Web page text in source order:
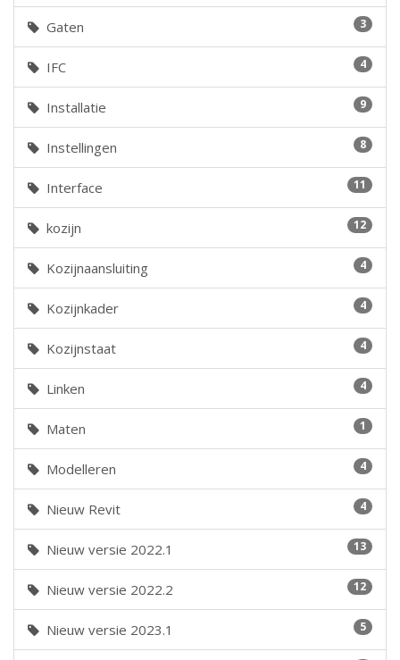
3
Gaten
4
IFC
9
Installatie
8
Instellingen
11
Interface
12
kozijn
4
Kozijnaansluiting
4
Kozijnkader
4
Kozijnstaat
4
Linken
1
Maten
4
Modelleren
4
Nieuw Revit
13
Nieuw versie 2022.1
12
Nieuw versie 2022.2
5
Nieuw versie 2023.1